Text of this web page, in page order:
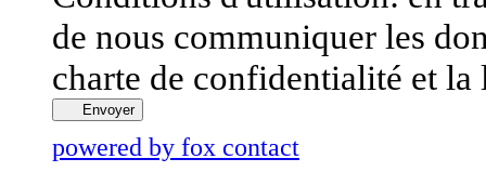
de nous communiquer les
charte de confidentialité et
Envoyer
powered by fox contact